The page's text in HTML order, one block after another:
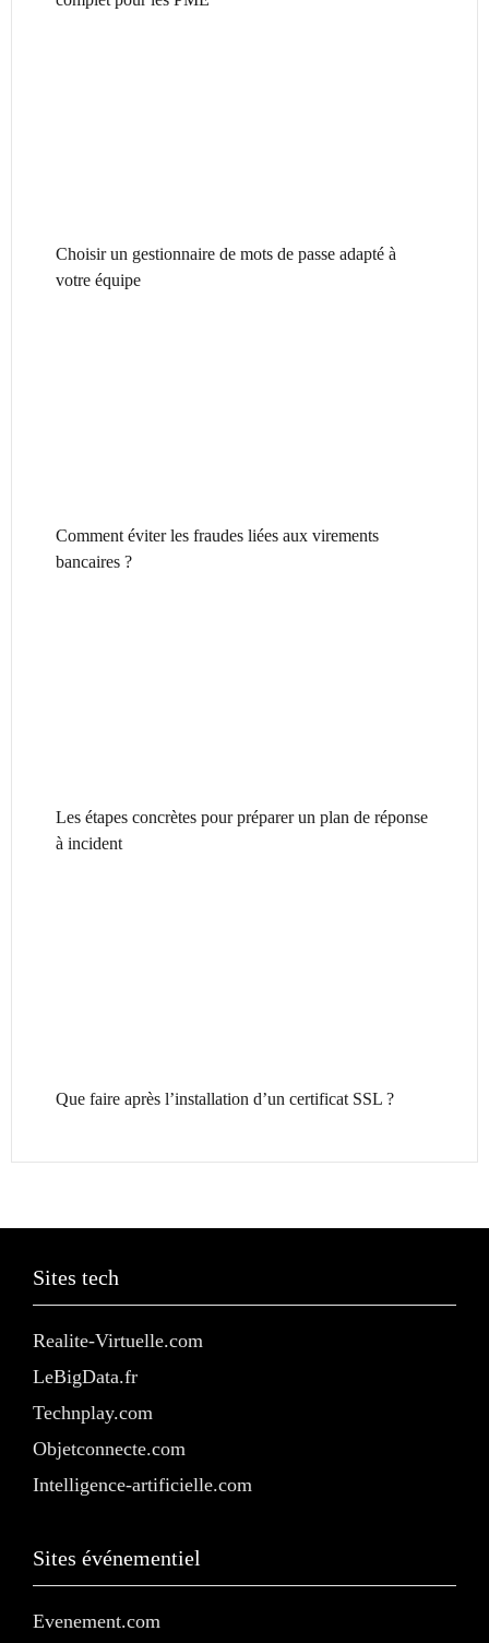
Choisir un gestionnaire de mots de passe adapté à
votre équipe
Comment éviter les fraudes liées aux virements
bancaires ?
Les étapes concrètes pour préparer un plan de réponse
à incident
Que faire après l’installation d’un certificat SSL ?
Sites tech
Realite-Virtuelle.com
LeBigData.fr
Technplay.com
Objetconnecte.com
Intelligence-artificielle.com
Sites événementiel
Evenement.com